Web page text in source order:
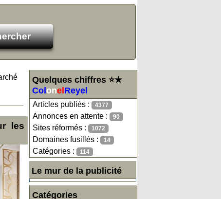
Quelques chiffres ⭐★
Col onel Reyel
Articles publiés : 4377
Annonces en attente : 90
Sites réformés : 1072
Domaines fusillés : 14
Catégories : 114
Le mur de la publicité
Catégories
les